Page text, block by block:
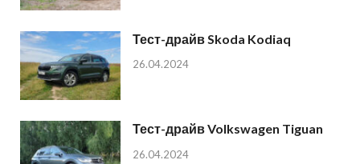
Тест-драйв Skoda Kodiaq
26.04.2024
Тест-драйв Volkswagen Tiguan
26.04.2024